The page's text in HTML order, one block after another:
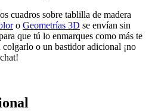
cuadros sobre tablilla de madera
o Geometrías 3D se envían sin
que tú lo enmarques como más te
colgarlo o un bastidor adicional ¡no